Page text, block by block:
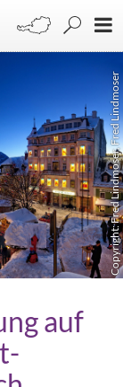
Copyright: Fred Lindmoser, Fred Lindmoser
auf